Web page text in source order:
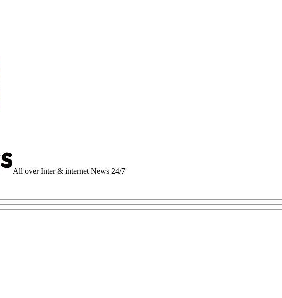
All over Inter & internet News 24/7